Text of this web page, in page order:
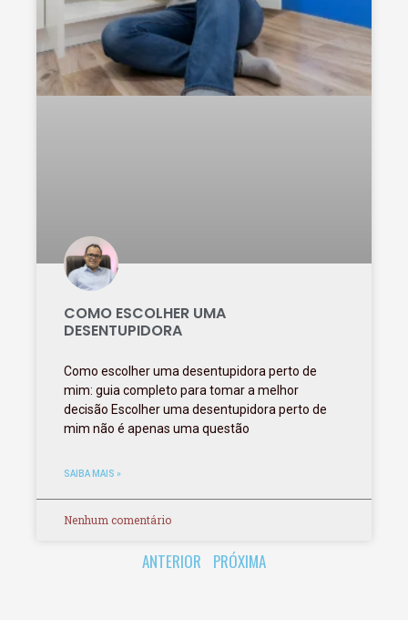
COMO ESCOLHER UMA
DESENTUPIDORA
Como escolher uma desentupidora perto de
mim: guia completo para tomar a melhor
decisão Escolher uma desentupidora perto de
mim não é apenas uma questão
SAIBA MAIS »
Nenhum comentário
ANTERIOR PRÓXIMA